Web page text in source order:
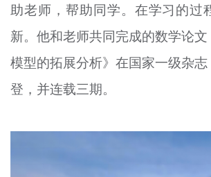
助老师，帮助同学。在学习的过
新。他和老师共同完成的数学论
模型的拓展分析》在国家一级杂
登，并连载三期。